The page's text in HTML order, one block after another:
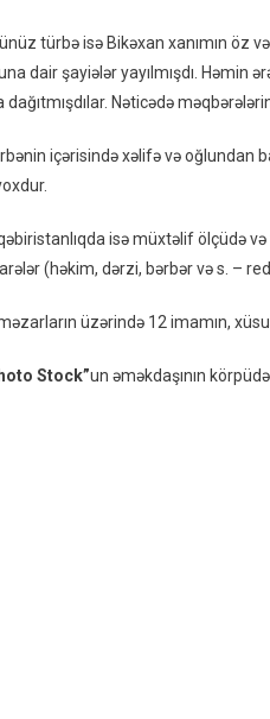
türbə isə Bikəxan xanımın öz
dair şayiələr yayılmışdı. Həmin
Nəticədə
içərisində xəlifə və oğlundan
isə müxtəlif ölçüdə
(həkim, dərzi, bərbər və s. –
üzərində 12 imamın,
Stock”un əməkdaşının